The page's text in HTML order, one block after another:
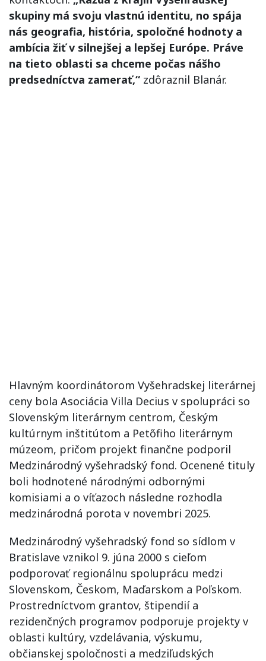
skupiny má svoju vlastnú identitu, no spája
nás geografia, história, spoločné hodnoty a
ambícia žiť v silnejšej a lepšej Európe. Práve
na tieto oblasti sa chceme počas nášho
predsedníctva zamerať,“ zdôraznil Blanár.
Hlavným koordinátorom Vyšehradskej literárnej
ceny bola Asociácia Villa Decius v spolupráci so
Slovenským literárnym centrom, Českým
kultúrnym inštitútom a Petőfiho literárnym
múzeom, pričom projekt finančne podporil
Medzinárodný vyšehradský fond. Ocenené tituly
boli hodnotené národnými odbornými
komisiami a o víťazoch následne rozhodla
medzinárodná porota v novembri 2025.
Medzinárodný vyšehradský fond so sídlom v
Bratislave vznikol 9. júna 2000 s cieľom
podporovať regionálnu spoluprácu medzi
Slovenskom, Českom, Maďarskom a Poľskom.
Prostredníctvom grantov, štipendií a
rezidenčných programov podporuje projekty v
oblasti kultúry, vzdelávania, výskumu,
občianskej spoločnosti a medziľudských